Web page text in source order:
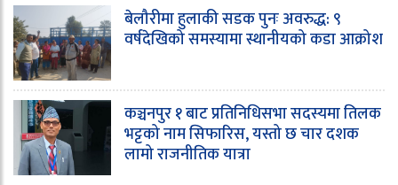
बेलौरीमा हुलाकी सडक पुनः अवरुद्ध: ९
वर्षदेखिको समस्यामा स्थानीयको कडा आक्रोश
कञ्चनपुर १ बाट प्रतिनिधिसभा सदस्यमा तिलक
भट्टको नाम सिफारिस, यस्तो छ चार दशक
लामो राजनीतिक यात्रा